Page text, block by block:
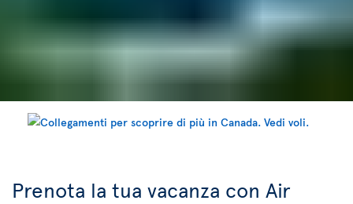
Prenota la tua vacanza con Air